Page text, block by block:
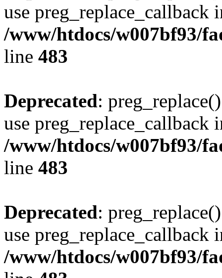
use preg_replace_callback
/www/htdocs/w007bf93/
line 483
Deprecated:
use preg_replace_callback
/www/htdocs/w007bf93/
line 483
Deprecated:
use preg_replace_callback
/www/htdocs/w007bf93/